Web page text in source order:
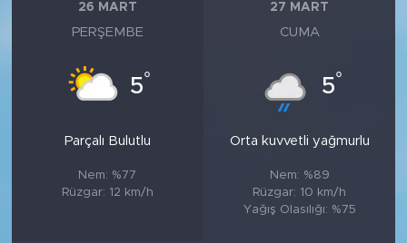
26 MART
PERŞEMBE
5°
Parçalı Bulutlu
Nem: %77
Rüzgar: 12 km/h
27 MART
CUMA
5°
Orta kuvvetli yağmurlu
Nem: %89
Rüzgar: 10 km/h
Yağış Olasılığı: %75